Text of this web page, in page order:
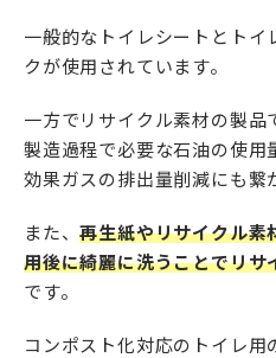
一般的なトイレシートとトイ
クが使用されています。
一方でリサイクル素材の製品
製造過程で必要な石油の使用
効果ガスの排出量削減にも繋
また、再生紙やリサイクル素
用後に綺麗に洗うことでリサ
です。
コンポスト化対応のトイレ用